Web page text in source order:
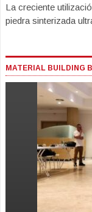
La creciente
piedra sinterizada
MATERIAL BUILDING